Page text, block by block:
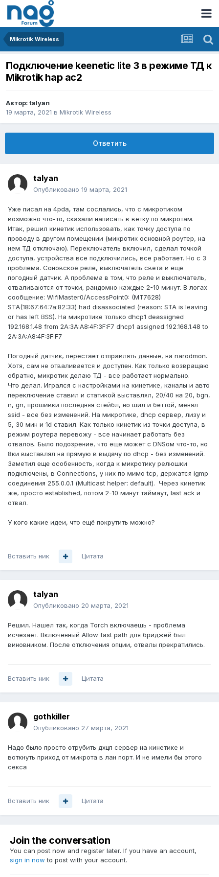
Mikrotik Wireless
Подключение keenetic lite 3 в режиме ТД к
Mikrotik hap ac2
Автор: talyan
19 марта, 2021 в Mikrotik Wireless
Ответить
talyan
Опубликовано 19 марта, 2021
Уже писал на 4pda, там сослались, что с микротиком
возможно что-то, сказали написать в ветку по микротам.
Итак, решил кинетик использовать, как точку доступа по
проводу в другом помещении (микротик основной роутер, на
нем ТД отключаю). Переключатель включил, сделал точкой
доступа, устройства все подключились, все работает. Но с 3
проблема. Соновское реле, выключатель света и ещё
погодный датчик. А проблема в том, что реле и выключатель,
отваливаются от точки, рандомно каждые 2-10 минут. В логах
сообщение: WifiMaster0/AccessPoint0: (MT7628)
STA(18:67:64:7a:82:33) had disassociated (reason: STA is leaving
or has left BSS). На микротике только dhcp1 deassigned
192.168.1.48 from 2A:3A:A8:4F:3F:F7 dhcp1 assigned 192.168.1.48 to
2A:3A:A8:4F:3F:F7
Погодный датчик, перестает отправлять данные, на narodmon.
Хотя, сам не отваливается и доступен. Как только возвращаю
обратно, микротик делаю ТД - все работает нормально.
Что делал. Игрался с настройками на кинетике, каналы и авто
переключение ставил и статикой выставлял, 20/40 на 20, bgn,
n, gn, прошивки последняя стейбл, но шил и беттой, менял
ssid - все без изменений. На микротике, dhcp сервер, лизу и
5, 30 мин и 1d ставил. Как только кинетик из точки доступа, в
режим роутера перевожу - все начинает работать без
отвалов. Было подозрение, что еще может с DNSом что-то, но
8ки выставлял на прямую в выдачу по dhcp - без изменений.
Заметил еще особенность, когда к микротику релюшки
подключены, в Connections, у них по мимо tcp, держатся igmp
соединения 255.0.0.1 (Multicast helper: default). Через кинетик
же, просто established, потом 2-10 минут таймаут, last ack и
отвал.
У кого какие идеи, что ещё покрутить можно?
Вставить ник Цитата
talyan
Опубликовано 20 марта, 2021
Решил. Нашел так, когда Torch включаешь - проблема
исчезает. Включенный Allow fast path для бриджей был
виновником. После отключения опции, отвалы прекратились.
Вставить ник Цитата
gothkiller
Опубликовано 27 марта, 2021
Надо было просто отрубить дхцп сервер на кинетике и
воткнуть приход от микрота в лан порт. И не имели бы этого
секса
Вставить ник Цитата
Join the conversation
You can post now and register later. If you have an account,
sign in now to post with your account.